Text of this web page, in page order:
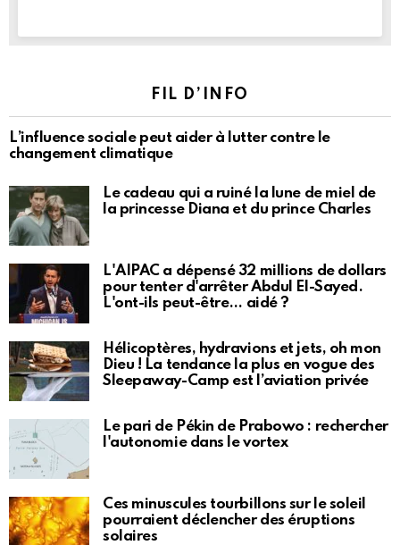
FIL D’INFO
L’influence sociale peut aider à lutter contre le
changement climatique
Le cadeau qui a ruiné la lune de miel de
la princesse Diana et du prince Charles
L'AIPAC a dépensé 32 millions de dollars
pour tenter d'arrêter Abdul El-Sayed.
L'ont-ils peut-être… aidé ?
Hélicoptères, hydravions et jets, oh mon
Dieu ! La tendance la plus en vogue des
Sleepaway-Camp est l’aviation privée
Le pari de Pékin de Prabowo : rechercher
l'autonomie dans le vortex
Ces minuscules tourbillons sur le soleil
pourraient déclencher des éruptions
solaires